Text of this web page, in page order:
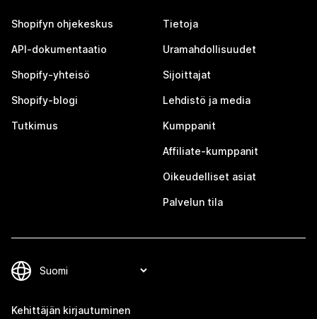
Shopifyn ohjekeskus
API-dokumentaatio
Shopify-yhteisö
Shopify-blogi
Tutkimus
Tietoja
Uramahdollisuudet
Sijoittajat
Lehdistö ja media
Kumppanit
Affiliate-kumppanit
Oikeudelliset asiat
Palvelun tila
Kehittäjän kirjautuminen